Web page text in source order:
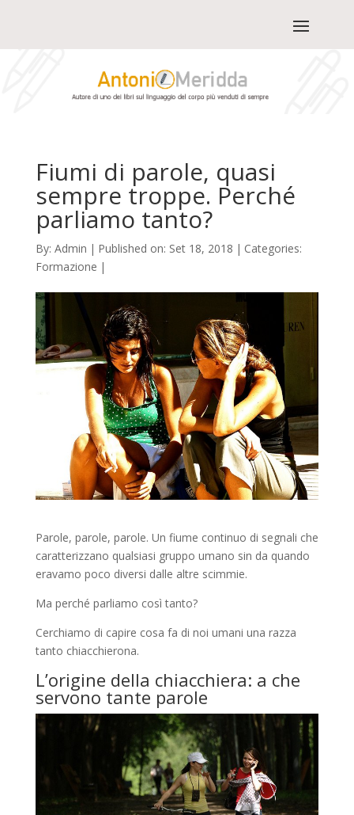
Fiumi di parole, quasi
sempre troppe. Perché
parliamo tanto?
By: Admin | Published on: Set 18, 2018 | Categories:
Formazione |
Parole, parole, parole. Un fiume continuo di segnali che
caratterizzano qualsiasi gruppo umano sin da quando
eravamo poco diversi dalle altre scimmie.
Ma perché parliamo così tanto?
Cerchiamo di capire cosa fa di noi umani una razza
tanto chiacchierona.
L’origine della chiacchiera: a che
servono tante parole